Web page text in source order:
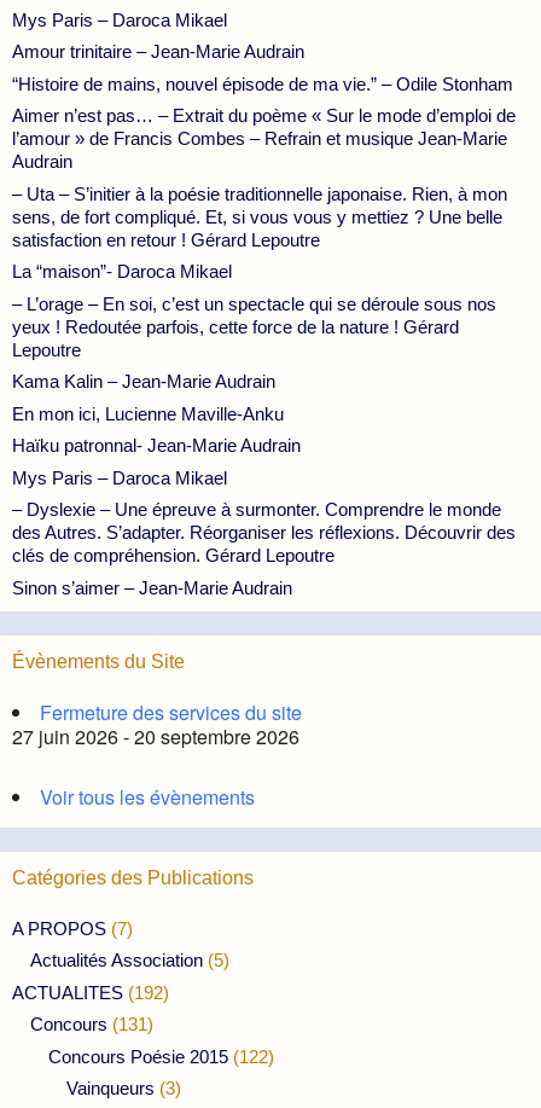
Mys Paris – Daroca Mikael
Amour trinitaire – Jean-Marie Audrain
“Histoire de mains, nouvel épisode de ma vie.” – Odile Stonham
Aimer n’est pas… – Extrait du poème « Sur le mode d’emploi de
l’amour » de Francis Combes – Refrain et musique Jean-Marie
Audrain
– Uta – S’initier à la poésie traditionnelle japonaise. Rien, à mon
sens, de fort compliqué. Et, si vous vous y mettiez ? Une belle
satisfaction en retour ! Gérard Lepoutre
La “maison”- Daroca Mikael
– L’orage – En soi, c’est un spectacle qui se déroule sous nos
yeux ! Redoutée parfois, cette force de la nature ! Gérard
Lepoutre
Kama Kalin – Jean-Marie Audrain
En mon ici, Lucienne Maville-Anku
Haïku patronnal- Jean-Marie Audrain
Mys Paris – Daroca Mikael
– Dyslexie – Une épreuve à surmonter. Comprendre le monde
des Autres. S’adapter. Réorganiser les réflexions. Découvrir des
clés de compréhension. Gérard Lepoutre
Sinon s’aimer – Jean-Marie Audrain
Évènements du Site
Fermeture des services du site
27 juin 2026 - 20 septembre 2026
Voir tous les évènements
Catégories des Publications
A PROPOS (7)
Actualités Association (5)
ACTUALITES (192)
Concours (131)
Concours Poésie 2015 (122)
Vainqueurs (3)